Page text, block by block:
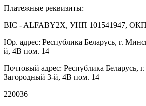
Платежные реквизиты:
BIC - ALFABY2X, УНП 101541947,
Юр. адрес: Республика Беларусь, г.
й, 4В пом. 14
Почтовый адрес: Республика Беларусь,
Загородный 3-й, 4В пом. 14
220036